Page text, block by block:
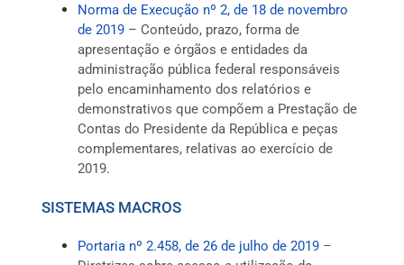
Norma de Execução nº 2, de 18 de novembro
de 2019 – Conteúdo, prazo, forma de
apresentação e órgãos e entidades da
administração pública federal responsáveis
pelo encaminhamento dos relatórios e
demonstrativos que compõem a Prestação de
Contas do Presidente da República e peças
complementares, relativas ao exercício de
2019.
SISTEMAS MACROS
Portaria nº 2.458, de 26 de julho de 2019 –